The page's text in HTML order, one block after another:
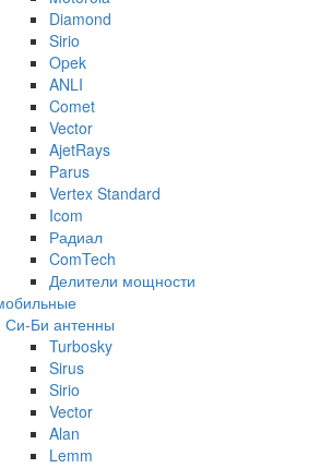
Diamond
Sirio
Opek
ANLI
Comet
Vector
AjetRays
Parus
Vertex Standard
Icom
Радиал
ComTech
Делители мощности
Си-Би антенны
Turbosky
Sirus
Sirio
Vector
Alan
Lemm